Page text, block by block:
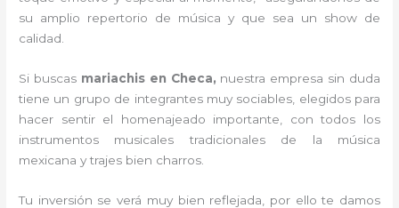
su amplio repertorio de música y que sea un show de
calidad.
Si buscas mariachis en Checa, nuestra empresa sin duda
tiene un grupo de integrantes muy sociables, elegidos para
hacer sentir el homenajeado importante, con todos los
instrumentos musicales tradicionales de la música
mexicana y trajes bien charros.
Tu inversión se verá muy bien reflejada, por ello te damos